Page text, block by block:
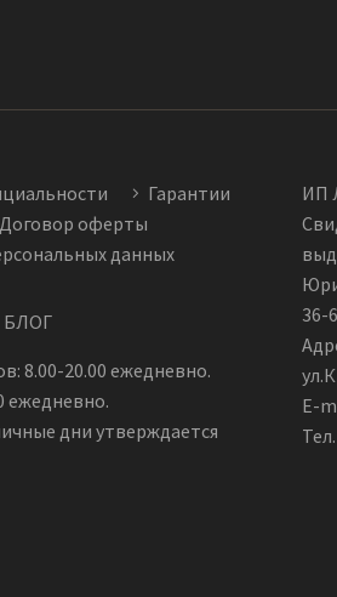
Гарантии
Договор оферты
данных
БЛОГ
8.00-20.00 ежедневно.
ежедневно.
дни утверждается
ИП
36-
E-